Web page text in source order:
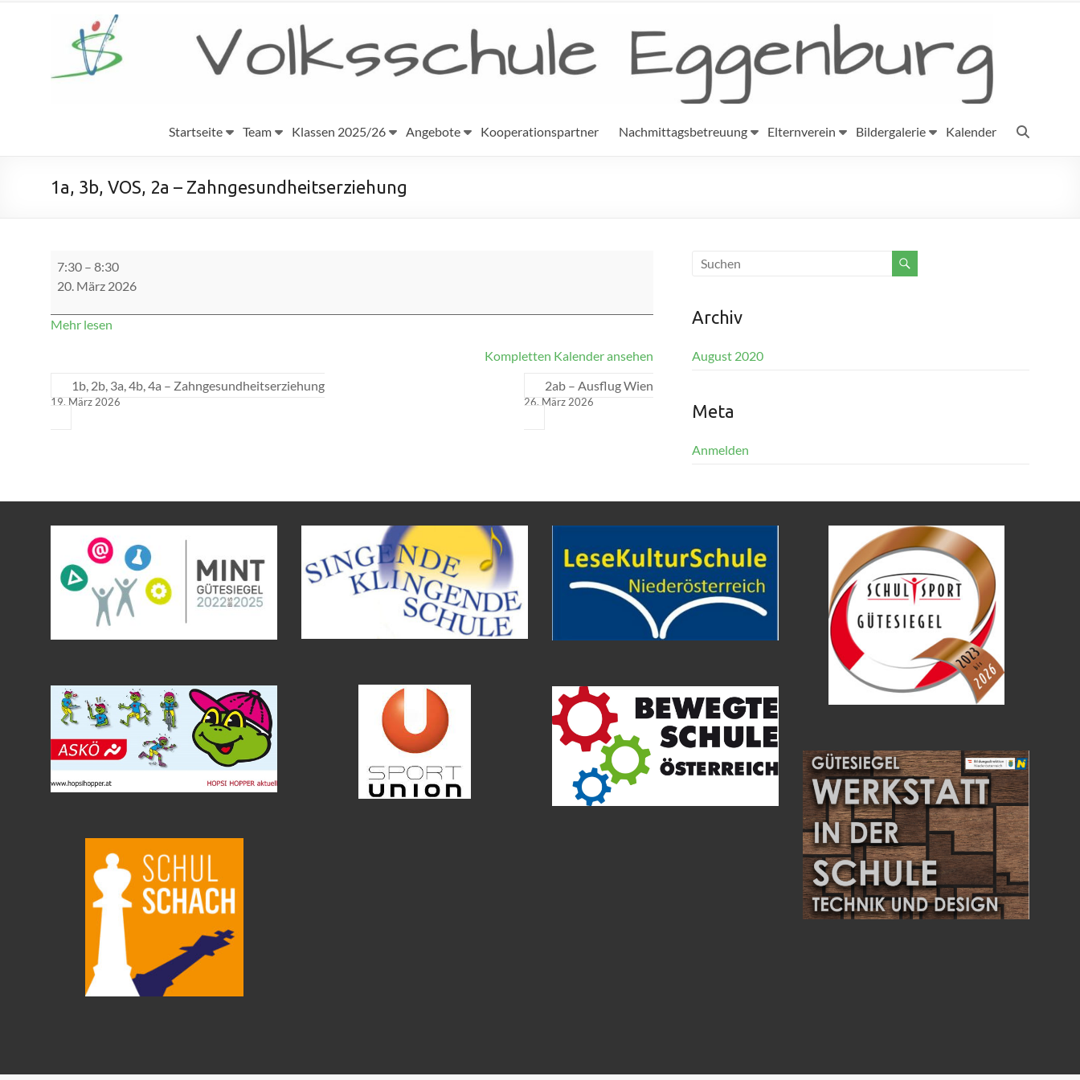
Volksschule
Eggenburg
Startseite Team Klassen 2025/26 Angebote Kooperationspartner Nachmittagsbetreuung Elternverein Bildergalerie Kalender
1a, 3b, VOS, 2a – Zahngesundheitserziehung
3b,
VOS,
-
7:30 – 8:30
20. März 2026
Mehr lesen
Kompletten Kalender ansehen
1b, 2b, 3a, 4b, 4a – Zahngesundheitserziehung
19. März 2026
2ab – Ausflug Wien
26. März 2026
Archiv
August 2020
Meta
Anmelden